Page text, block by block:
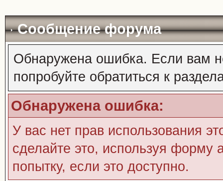
Сообщение форума
Обнаружена ошибка. Если вам
попробуйте обратиться к
Обнаружена ошибка:
У вас нет прав использования
сделайте это, используя форму
попытку, если это доступно.